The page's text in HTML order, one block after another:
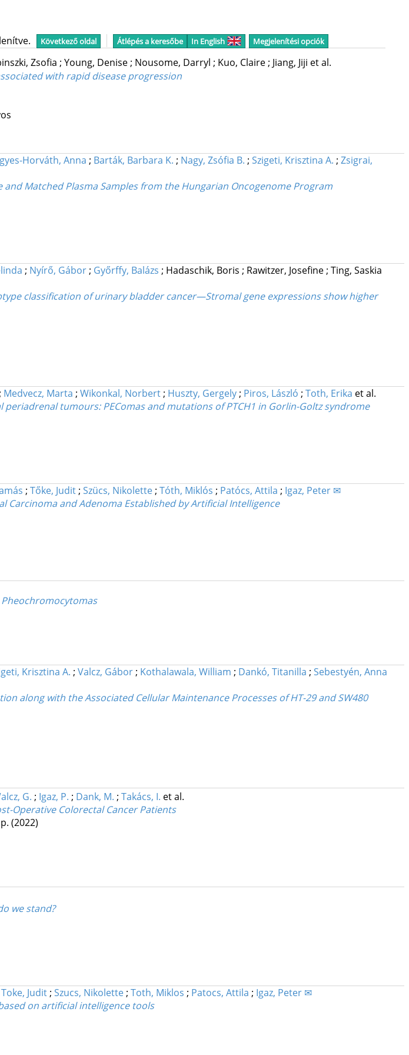
Következő oldal Átlépés a keresőbe In English Megjelenítési opciók
Zsofia ; Young, Denise; Nousome, Darryl ; Kuo, Claire; Jiang, Jiji et al.
with rapid disease progression
Horváth, Anna ; Barták, Barbara K. ; Nagy, Zsófia B. ; Szigeti, Krisztina A. ; Zsigrai,
Matched Plasma Samples from the Hungarian Oncogenome Program
; Nyírő, Gábor ; Győrffy, Balázs ; Hadaschik, Boris ; Rawitzer, Josefine ; Ting, Saskia
classification of urinary bladder cancer—Stromal gene expressions show higher
; Medvecz, Marta ; Wikonkal, Norbert ; Huszty, Gergely ; Piros, László ; Toth, Erika et al.
tumours: PEComas and mutations of PTCH1 in Gorlin-Goltz syndrome
; Tőke, Judit ; Szücs, Nikolette ; Tóth, Miklós ; Patócs, Attila ; Igaz, Peter ✉
and Adenoma Established by Artificial Intelligence
Krisztina A. ; Valcz, Gábor ; Kothalawala, William ; Dankó, Titanilla ; Sebestyén, Anna
along with the Associated Cellular Maintenance Processes of HT-29 and SW480
G. ; Igaz, P. ; Dank, M. ; Takács, I. et al.
Operative Colorectal Cancer Patients
(2022)
we stand?
Toke, Judit; Szucs, Nikolette; Toth, Miklos ; Patocs, Attila ; Igaz, Peter ✉
on artificial intelligence tools